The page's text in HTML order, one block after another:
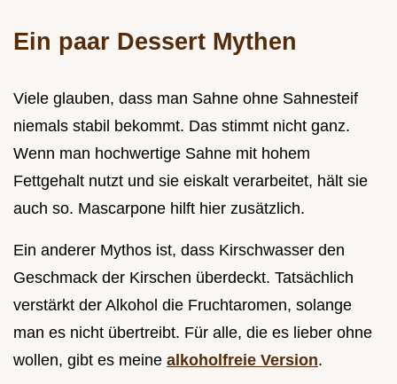
Ein paar Dessert Mythen
Viele glauben, dass man Sahne ohne Sahnesteif
niemals stabil bekommt. Das stimmt nicht ganz.
Wenn man hochwertige Sahne mit hohem
Fettgehalt nutzt und sie eiskalt verarbeitet, hält sie
auch so. Mascarpone hilft hier zusätzlich.
Ein anderer Mythos ist, dass Kirschwasser den
Geschmack der Kirschen überdeckt. Tatsächlich
verstärkt der Alkohol die Fruchtaromen, solange
man es nicht übertreibt. Für alle, die es lieber ohne
wollen, gibt es meine alkoholfreie Version.